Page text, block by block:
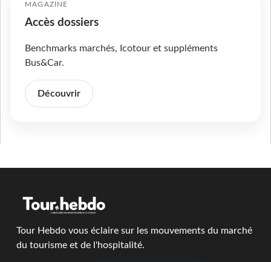
MAGAZINE
Accès dossiers
Benchmarks marchés, Icotour et suppléments
Bus&Car.
Découvrir
Tour Hebdo vous éclaire sur les mouvements du marché
du tourisme et de l'hospitalité.